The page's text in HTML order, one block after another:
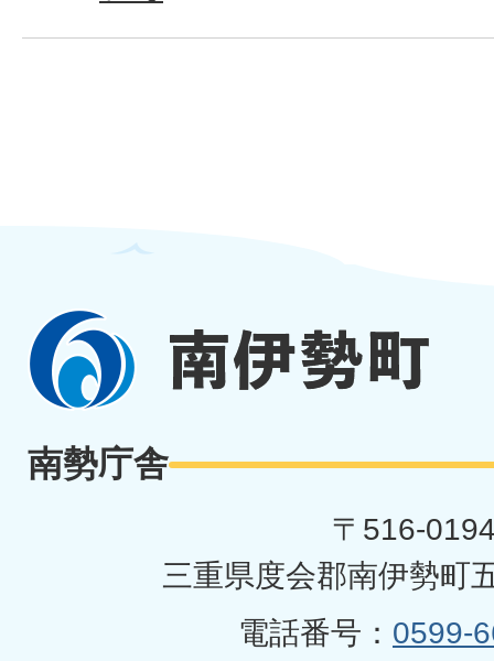
南勢庁舎
〒516-
三重県度会郡南伊勢町
電話番号： 0599-